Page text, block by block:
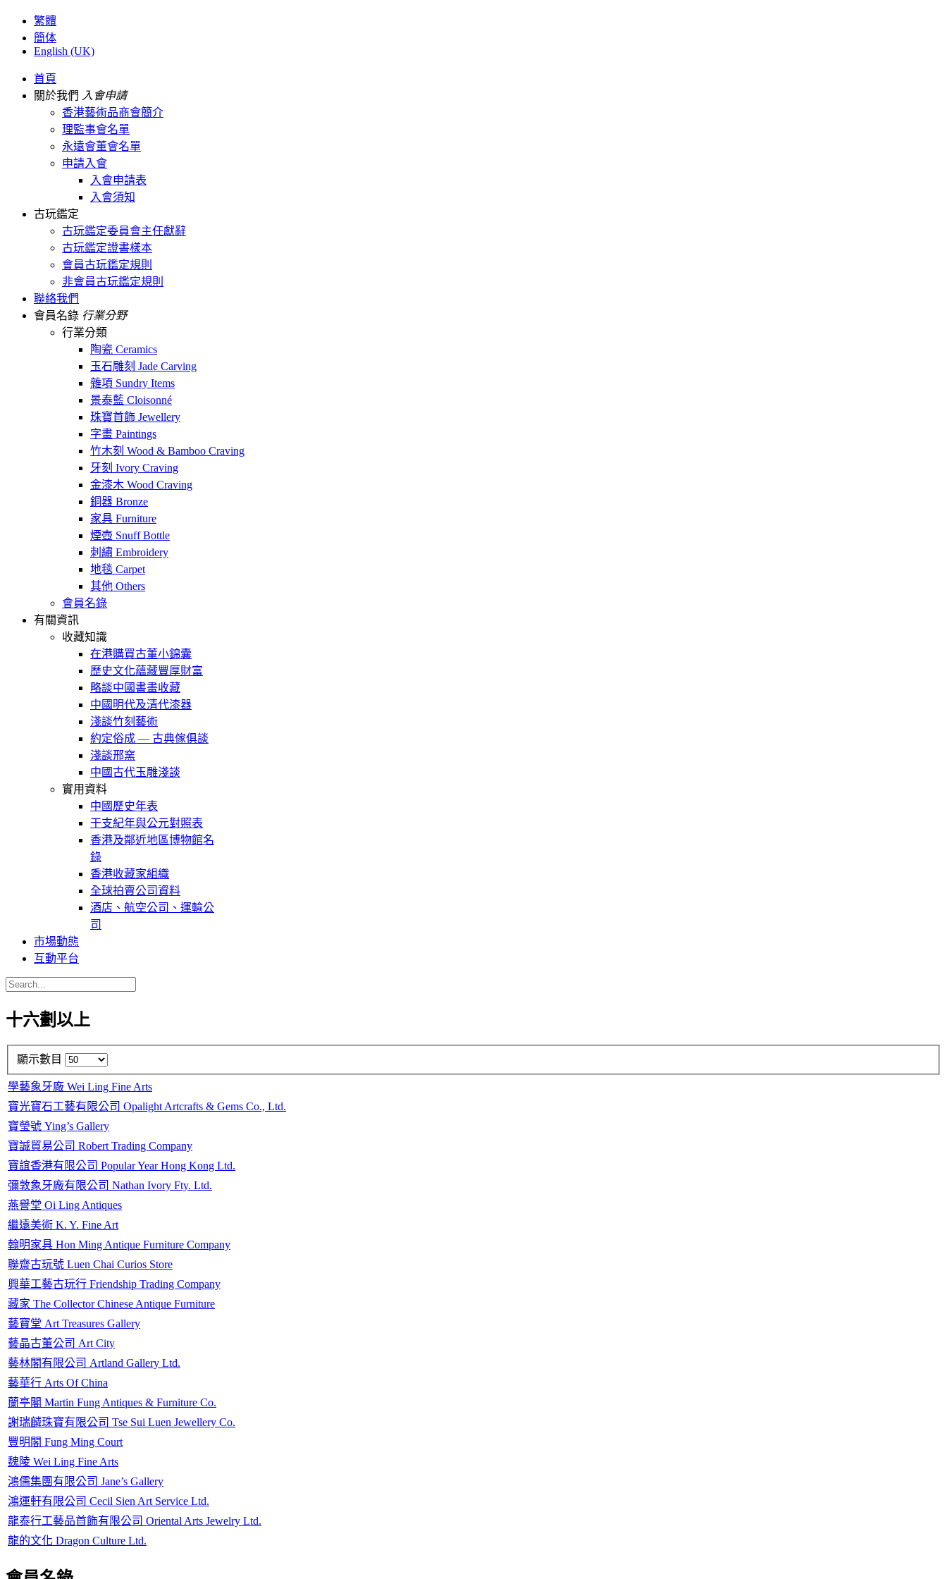
繁體
簡体
English (UK)
首頁
關於我們 入會申請
香港藝術品商會簡介
理監事會名單
永遠會董會名單
申請入會
入會申請表
入會須知
古玩鑑定
古玩鑑定委員會主任獻辭
古玩鑑定證書樣本
會員古玩鑑定規則
非會員古玩鑑定規則
聯絡我們
會員名錄 行業分野
行業分類
陶瓷 Ceramics
玉石雕刻 Jade Carving
雜項 Sundry Items
景泰藍 Cloisonné
珠寶首飾 Jewellery
字畫 Paintings
竹木刻 Wood & Bamboo Craving
牙刻 Ivory Craving
金漆木 Wood Craving
銅器 Bronze
家具 Furniture
煙壺 Snuff Bottle
刺繡 Embroidery
地毯 Carpet
其他 Others
會員名錄
有關資訊
收藏知識
在港購買古董小錦囊
歷史文化蘊藏豐厚財富
略談中國書畫收藏
中國明代及清代漆器
淺談竹刻藝術
約定俗成 — 古典傢俱談
淺談邢窯
中國古代玉雕淺談
實用資料
中國歷史年表
干支紀年與公元對照表
香港及鄰近地區博物館名
錄
香港收藏家組織
全球拍賣公司資料
酒店、航空公司、運輸公
司
市場動態
互動平台
十六劃以上
顯示數目
學藝象牙廠 Wei Ling Fine Arts
寶光寶石工藝有限公司 Opalight Artcrafts & Gems Co., Ltd.
寶瑩號 Ying’s Gallery
寶誠貿易公司 Robert Trading Company
寶誼香港有限公司 Popular Year Hong Kong Ltd.
彌敦象牙廠有限公司 Nathan Ivory Fty. Ltd.
燕譽堂 Oi Ling Antiques
繼遠美術 K. Y. Fine Art
翰明家具 Hon Ming Antique Furniture Company
聯齋古玩號 Luen Chai Curios Store
興華工藝古玩行 Friendship Trading Company
藏家 The Collector Chinese Antique Furniture
藝寶堂 Art Treasures Gallery
藝晶古董公司 Art City
藝林閣有限公司 Artland Gallery Ltd.
藝華行 Arts Of China
蘭亭閣 Martin Fung Antiques & Furniture Co.
謝瑞麟珠寶有限公司 Tse Sui Luen Jewellery Co.
豐明閣 Fung Ming Court
魏陵 Wei Ling Fine Arts
鴻儒集團有限公司 Jane’s Gallery
鴻運軒有限公司 Cecil Sien Art Service Ltd.
龍泰行工藝品首飾有限公司 Oriental Arts Jewelry Ltd.
龍的文化 Dragon Culture Ltd.